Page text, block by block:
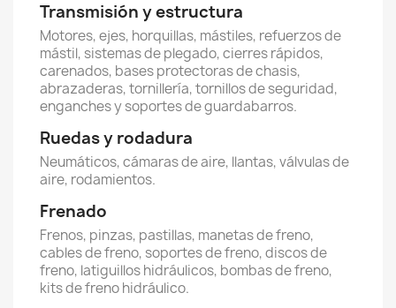
Transmisión y estructura
Motores, ejes, horquillas, mástiles, refuerzos de
mástil, sistemas de plegado, cierres rápidos,
carenados, bases protectoras de chasis,
abrazaderas, tornillería, tornillos de seguridad,
enganches y soportes de guardabarros.
Ruedas y rodadura
Neumáticos, cámaras de aire, llantas, válvulas de
aire, rodamientos.
Frenado
Frenos, pinzas, pastillas, manetas de freno,
cables de freno, soportes de freno, discos de
freno, latiguillos hidráulicos, bombas de freno,
kits de freno hidráulico.